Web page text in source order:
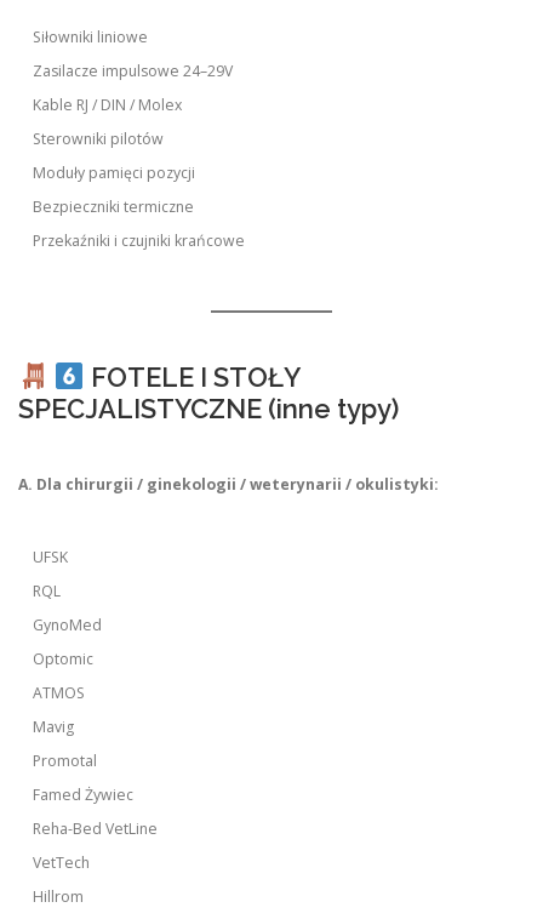
Siłowniki liniowe
Zasilacze impulsowe 24–29V
Kable RJ / DIN / Molex
Sterowniki pilotów
Moduły pamięci pozycji
Bezpieczniki termiczne
Przekaźniki i czujniki krańcowe
FOTELE I STOŁY
SPECJALISTYCZNE (inne typy)
A. Dla chirurgii / ginekologii / weterynarii / okulistyki:
UFSK
RQL
GynoMed
Optomic
ATMOS
Mavig
Promotal
Famed Żywiec
Reha-Bed VetLine
VetTech
Hillrom